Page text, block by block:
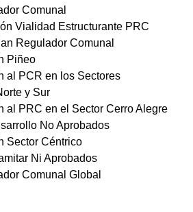
Comunal
Vialidad Estructurante PRC
Regulador Comunal
Piñeo
al PCR en los Sectores
y Sur
al PRC en el Sector Cerro Alegre
No Aprobados
Sector Céntrico
Ni Aprobados
Comunal Global